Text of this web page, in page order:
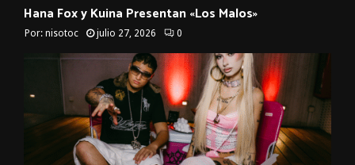
Hana Fox y Kuina Presentan «Los Malos»
Por: nisotoc julio 27, 2026 0